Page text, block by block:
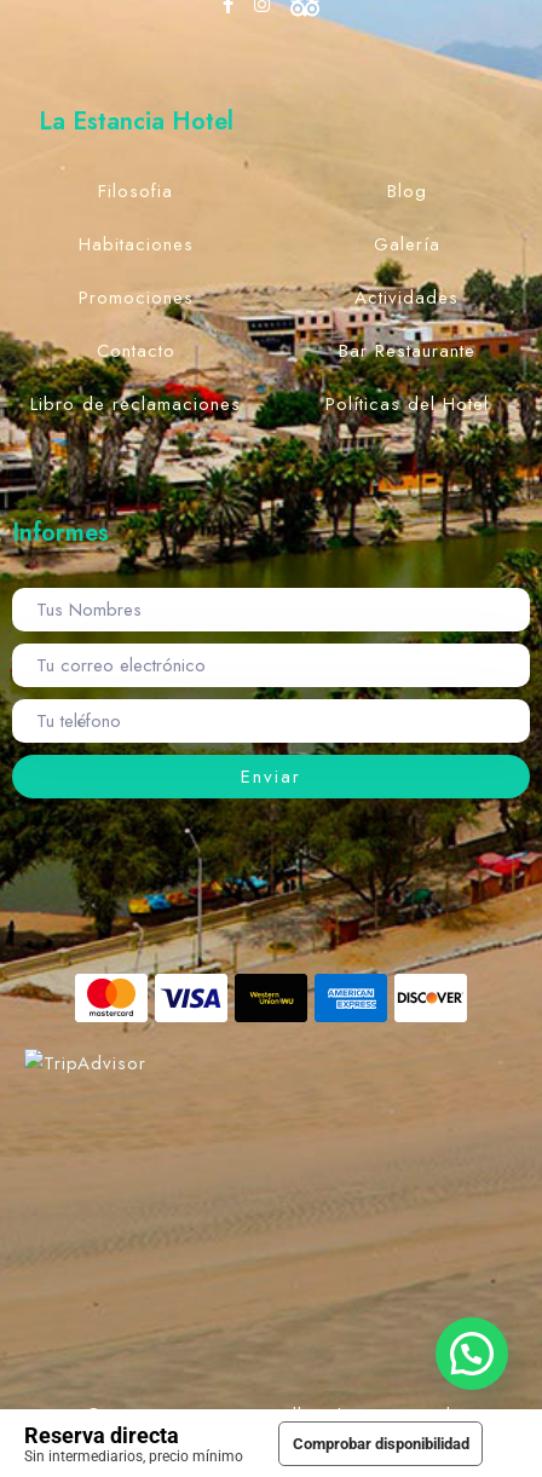
100
La Estancia Hotel
Filosofia
Habitaciones
Promociones
Contacto
Libro de reclamaciones
Blog
Galería
Actividades
Bar Restaurante
Políticas del Hotel
Informes
© 2022 La Estancia. All Rights Reserved.
Reserva directa
Sin intermediarios, precio mínimo
Comprobar disponibilidad